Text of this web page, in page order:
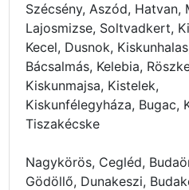
Szécsény, Aszód, Hatvan,
Lajosmizse, Soltvadkert,
Kecel, Dusnok,
Bácsalmás, Kelebia,
Kiskunmajsa, Kistelek,
Kiskunfélegyháza, Bugac,
Tiszakécske
Nagykörös, Cegléd,
Gödöllő, Dunakeszi,